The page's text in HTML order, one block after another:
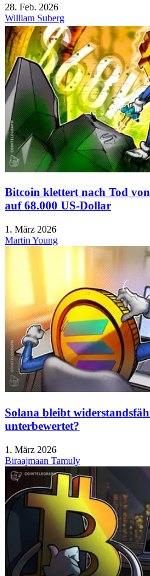
28. Feb. 2026
William Suberg
Bitcoin klettert nach Tod
auf 68.000 US-Dollar
1. März 2026
Martin Young
Solana bleibt
unterbewertet?
1. März 2026
Biraajmaan Tamuly